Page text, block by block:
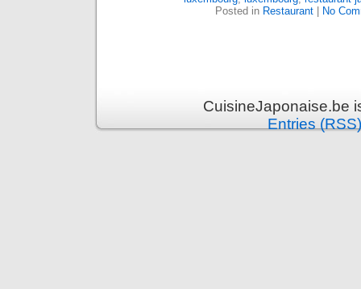
Posted in Restaurant| No
CuisineJaponaise.be
Entries (RSS)